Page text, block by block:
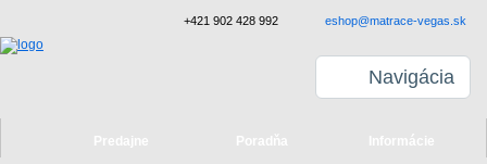
+421 902 428 992 eshop@matrace-vegas.sk
Navigácia
Predajne Poradňa Informácie